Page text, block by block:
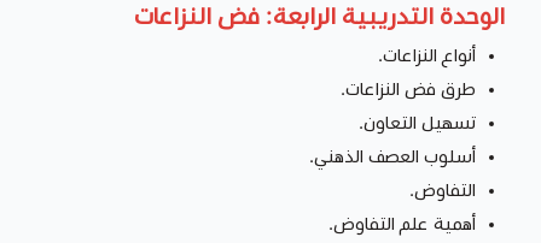
الوحدة التدريبية الرابعة: فض النزاعات
أنواع النزاعات.
طرق فض النزاعات.
تسهيل التعاون.
أسلوب العصف الذهني.
التفاوض.
أهمية علم التفاوض.